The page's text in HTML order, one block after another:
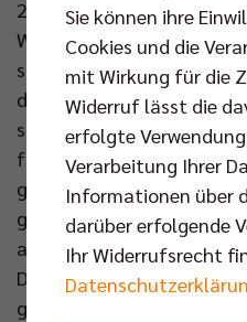
2023. Mittelblocker Saso
Wadenverletzung
sofort im Titelkampf
durfte sein
sukzessive erhöhen und
für Headcoach Cedric
geduldig zu bleiben, weil
guter Form war und es
angefühlt hat. Ich habe
DocOrtho und unseren
gearbeitet. Jetzt freue ich
Sie können ihre
Cookies und die
mit Wirkung für die
Widerruf lässt die
erfolgte
Verarbeitung Ihrer
Informationen über
darüber erfolgende
Ihr Widerrufsrecht